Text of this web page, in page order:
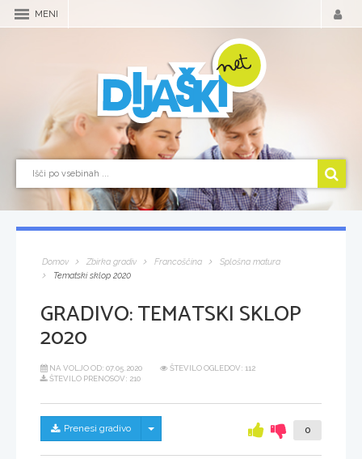
MENI
Domov Zbirka gradiv Francoščina
Splošna matura
Tematski sklop 2020
GRADIVO:TEMATSKI SKLOP
2020
NA VOLJO OD: 07.05.2020
ŠTEVILO OGLEDOV: 112
ŠTEVILO PRENOSOV: 210
Prenesi gradivo Skrij/prikaži meni 0